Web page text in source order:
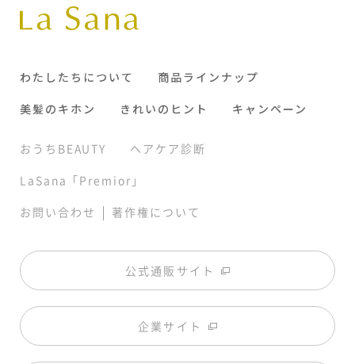
わたしたちについて
商品ラインナップ
美髪のキホン
きれいのヒント キャンペーン
おうちBEAUTY
ヘアケア診断
LaSana「Premior」
お問い合わせ | 著作権について
公式通販サイト
企業サイト